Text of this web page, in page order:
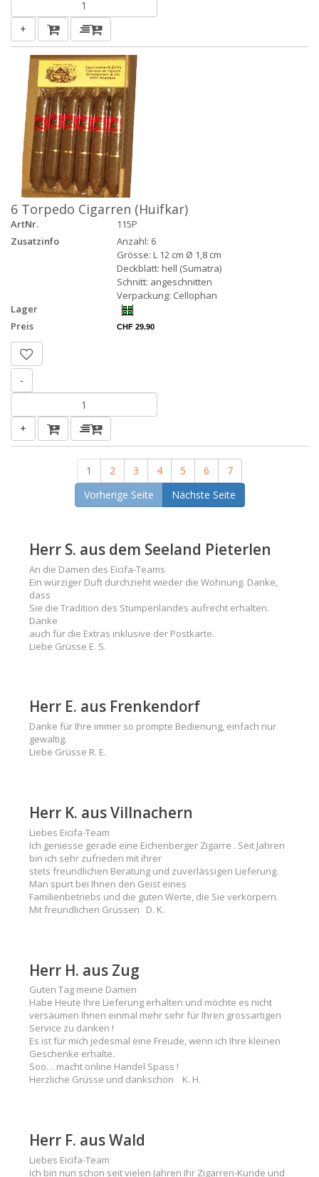
+
6 Torpedo Cigarren (Huifkar)
ArtNr.
115P
Zusatzinfo
Anzahl: 6
Grösse: L 12 cm Ø 1,8 cm
Deckblatt: hell (Sumatra)
Schnitt: angeschnitten
Verpackung: Cellophan
Lager
Preis
CHF 29.90
-
+
1 2 3 4 5 6
7
Vorherige Seite
Nächste Seite
Herr S. aus dem Seeland Pieterlen
An die Damen des Eicifa-Teams
Ein würziger Duft durchzieht wieder die Wohnung. Danke,
dass
Sie die Tradition des Stumpenlandes aufrecht erhalten.
Danke
auch für die Extras inklusive der Postkarte.
Liebe Grüsse E. S.
Herr E. aus Frenkendorf
Danke für Ihre immer so prompte Bedienung, einfach nur
gewaltig.
Liebe Grüsse R. E.
Herr K. aus Villnachern
Liebes Eicifa-Team
Ich geniesse gerade eine Eichenberger Zigarre . Seit Jahren
bin ich sehr zufrieden mit ihrer
stets freundlichen Beratung und zuverlässigen Lieferung.
Man spürt bei Ihnen den Geist eines
Familienbetriebs und die guten Werte, die Sie verkörpern.
Mit freundlichen Grüssen D. K.
Herr H. aus Zug
Guten Tag meine Damen
Habe Heute Ihre Lieferung erhalten und möchte es nicht
versäumen Ihnen einmal mehr sehr für Ihren grossartigen
Service zu danken !
Es ist für mich jedesmal eine Freude, wenn ich Ihre kleinen
Geschenke erhalte.
Soo… macht online Handel Spass !
Herzliche Grüsse und dankschön K. H.
Herr F. aus Wald
Liebes Eicifa-Team
Ich bin nun schon seit vielen Jahren Ihr Zigarren-Kunde und